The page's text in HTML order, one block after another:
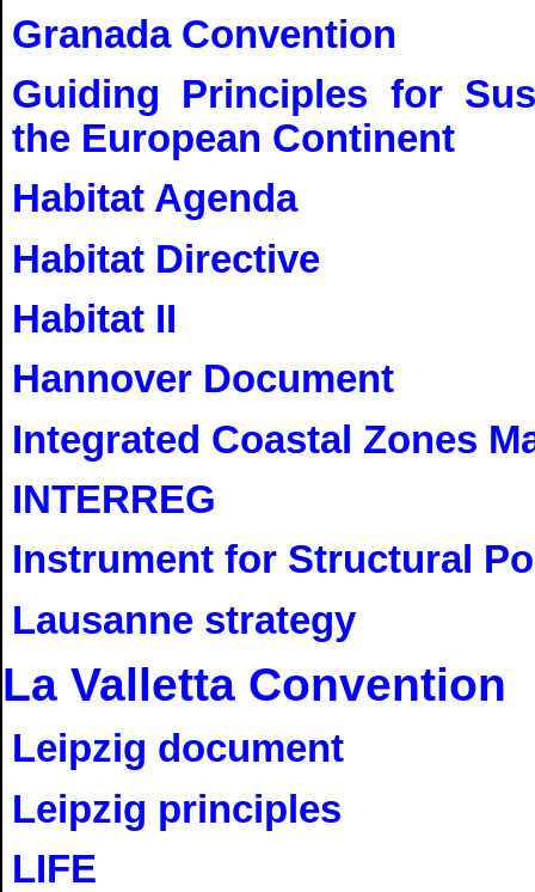
Granada Convention
Guiding Principles for
the European Continent
Habitat Agenda
Habitat Directive
Habitat II
Hannover Document
Integrated Coastal Zones
INTERREG
Instrument for Structural
Lausanne strategy
La Valletta Convention
Leipzig document
Leipzig principles
LIFE